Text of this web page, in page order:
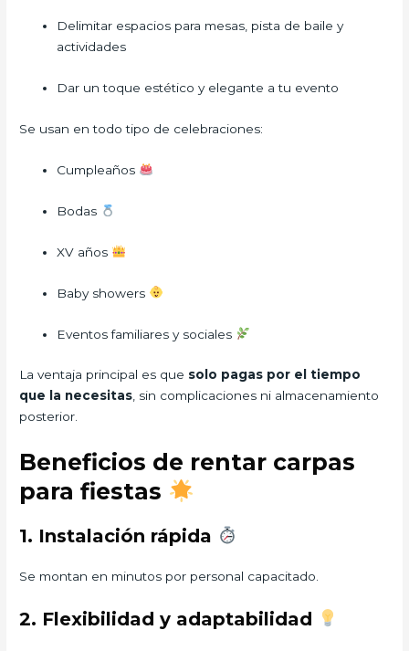
Delimitar espacios para mesas, pista de baile y
actividades
Dar un toque estético y elegante a tu evento
Se usan en todo tipo de celebraciones:
Cumpleaños
Bodas
XV años
Baby showers
Eventos familiares y sociales
La ventaja principal es que solo pagas por el tiempo
que la necesitas, sin complicaciones ni almacenamiento
posterior.
Beneficios de rentar carpas
para fiestas
1. Instalación rápida
Se montan en minutos por personal capacitado.
2. Flexibilidad y adaptabilidad